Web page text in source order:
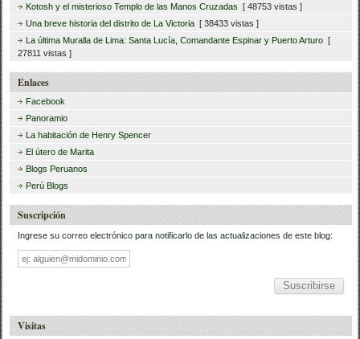
Kotosh y el misterioso Templo de las Manos Cruzadas [ 48753 vistas ]
Una breve historia del distrito de La Victoria [ 38433 vistas ]
La última Muralla de Lima: Santa Lucía, Comandante Espinar y Puerto Arturo [
27811 vistas ]
Enlaces
Facebook
Panoramio
La habitación de Henry Spencer
El útero de Marita
Blogs Peruanos
Perú Blogs
Suscripción
Ingrese su correo electrónico para notificarlo de las actualizaciones de este blog:
Dirección
de
correo
Visitas